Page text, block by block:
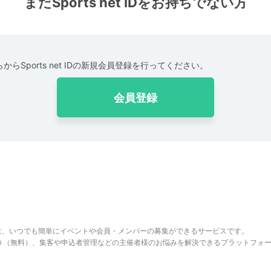
からSports net IDの新規会員登録を行ってください。
会員登録
いつでも簡単にイベントや会員・メンバーの募集ができるサービスです。
無料）、集客や申込者管理などの主催者様のお悩みを解決できるプラットフォー